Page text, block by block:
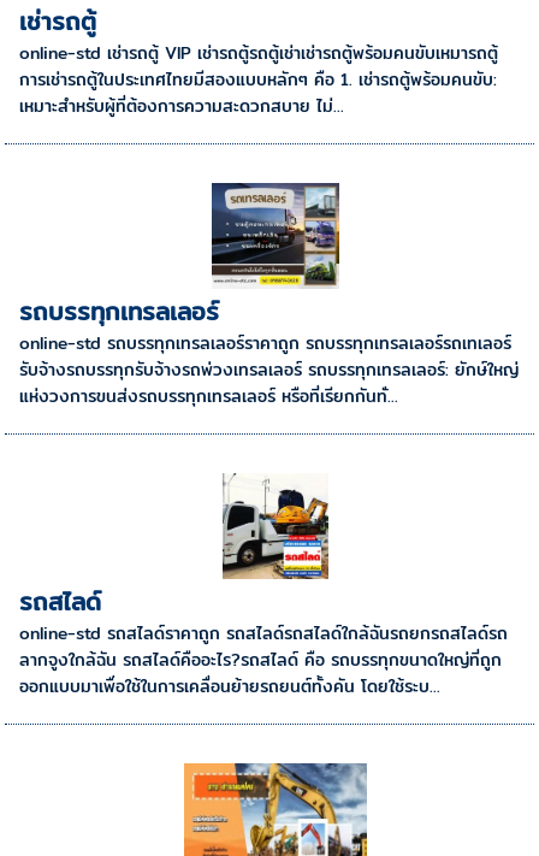
เช่ารถตู้
online-std เช่ารถตู้ VIP เช่ารถตู้รถตู้เช่าเช่ารถตู้พร้อมคนขับเหมารถตู้
การเช่ารถตู้ในประเทศไทยมีสองแบบหลักๆ คือ 1. เช่ารถตู้พร้อมคนขับ:
เหมาะสำหรับผู้ที่ต้องการความสะดวกสบาย ไม่...
รถบรรทุกเทรลเลอร์
online-std รถบรรทุกเทรลเลอร์ราคาถูก รถบรรทุกเทรลเลอร์รถเทเลอร์
รับจ้างรถบรรทุกรับจ้างรถพ่วงเทรลเลอร์ รถบรรทุกเทรลเลอร์: ยักษ์ใหญ่
แห่งวงการขนส่งรถบรรทุกเทรลเลอร์ หรือที่เรียกกันทั่...
รถสไลด์
online-std รถสไลด์ราคาถูก รถสไลด์รถสไลด์ใกล้ฉันรถยกรถสไลด์รถ
ลากจูงใกล้ฉัน รถสไลด์คืออะไร?รถสไลด์ คือ รถบรรทุกขนาดใหญ่ที่ถูก
ออกแบบมาเพื่อใช้ในการเคลื่อนย้ายรถยนต์ทั้งคัน โดยใช้ระบ...